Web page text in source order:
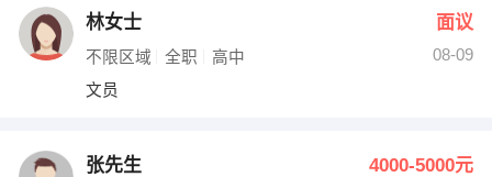
林女士 面议
不限区域 全职 高中
08-09
文员
张先生 4000-5000元